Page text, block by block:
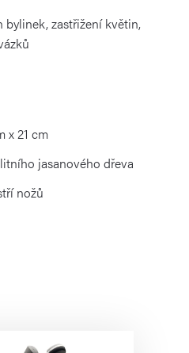
bylinek, zastřižení květin,
x 21 cm
jasanového dřeva
nožů